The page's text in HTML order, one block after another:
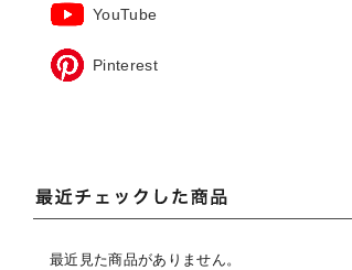
YouTube
Pinterest
最近見た商品がありません。